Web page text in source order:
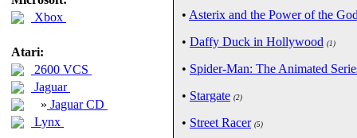
Xbox
Atari:
2600 VCS
Jaguar
» Jaguar CD
Lynx
• Asterix and the Power of the
• Daffy Duck in Hollywood (1)
• Spider-Man: The Animated
• Stargate (2)
• Street Racer (5)